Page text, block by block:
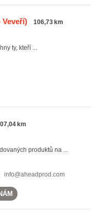
106,73 km
ty, kteří ...
km
produktů na ...
info@aheadprod.com